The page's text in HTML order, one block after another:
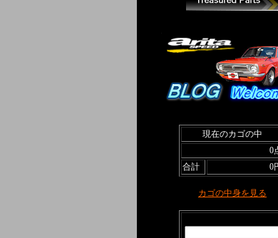
現在のカゴの中
0
合計
0
カゴの中身を見る